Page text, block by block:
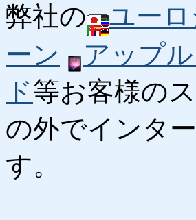
弊社の
ユー
ーン
アップ
ド等お客様の
の外でインタ
す。